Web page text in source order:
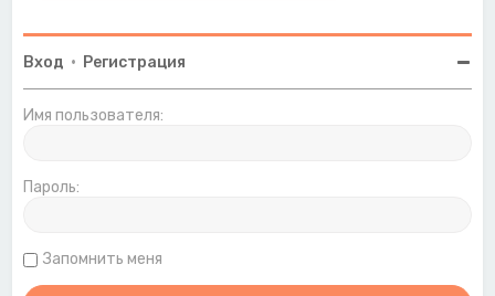
Вход • Регистрация
Имя пользователя:
Пароль:
Запомнить меня